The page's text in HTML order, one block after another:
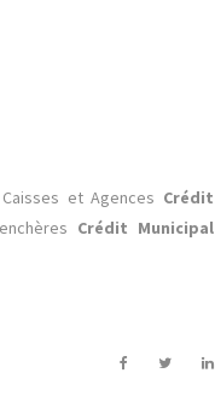
et Agences Crédit
Crédit Municipal